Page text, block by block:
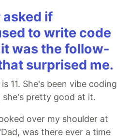
if
to write code
was the follow-
surprised me.
11. She's been vibe coding
she's pretty good at it.
over my shoulder at
was there ever a time